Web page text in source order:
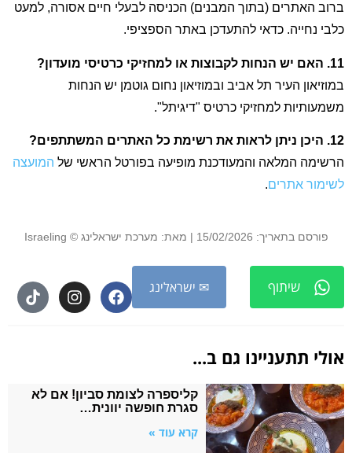
ברוב האתרים (בתוך המבנים) הכניסה לבעלי חיים אסורה, למעט
כלבי נחייה. כדאי להתעדכן באתר הספציפי.
11. האם יש הנחות לקבוצות או למחזיקי כרטיסי מועדון?
במוזיאון העיר תל אביב ובמוזיאון נחום גוטמן יש הנחות
משמעותיות למחזיקי כרטיס "דיגיתל".
12. היכן ניתן לראות את רשימת כל האתרים המשתתפים?
הרשימה המלאה והמעודכנת מופיעה בפורטל הראשי של המועצה
לשימור אתרים.
פורסם בתאריך: 15/02/2026 | מאת: מערכת ישראלינג © Israeling
שיתוף ✉ ישראלינג
אולי תתעניינו גם ב...
קליספרה לצומת סביון! אם לא
סגרת חופשה יוונית…
קרא עוד »